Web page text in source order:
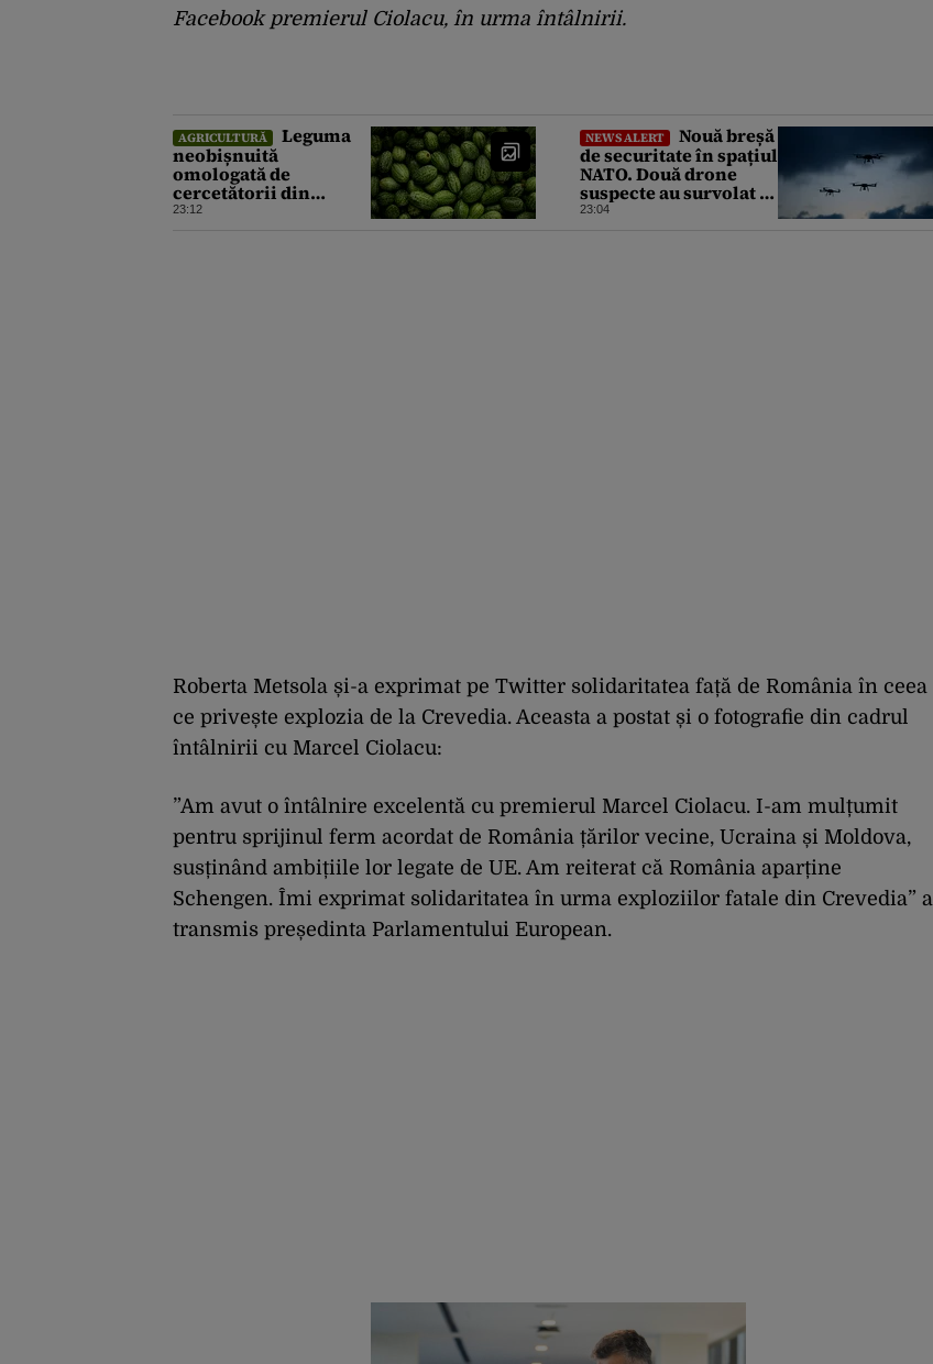
Facebook premierul Ciolacu, în urma întâlnirii.
AGRICULTURĂ
Leguma
neobișnuită
omologată de
cercetătorii din
Buzău, gata de lansare
23:12
NEWS ALERT
Nouă breșă
de securitate în spațiul
NATO. Două drone
suspecte au survolat o
bază militară din
23:04
Roberta Metsola și-a exprimat pe Twitter solidaritatea față de România în ceea
ce privește explozia de la Crevedia. Aceasta a postat și o fotografie din cadrul
întâlnirii cu Marcel Ciolacu:
”Am avut o întâlnire excelentă cu premierul Marcel Ciolacu. I-am mulțumit
pentru sprijinul ferm acordat de România țărilor vecine, Ucraina și Moldova,
susținând ambițiile lor legate de UE. Am reiterat că România aparține
Schengen. Îmi exprimat solidaritatea în urma exploziilor fatale din Crevedia” a
transmis președinta Parlamentului European.